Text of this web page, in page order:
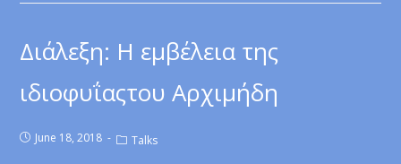
Διάλεξη: Η εμβέλεια της
ιδιοφυΐαςτου Αρχιμήδη
June 18, 2018 Talks